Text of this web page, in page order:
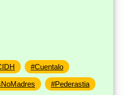
#Cuentalo
#Pederastia